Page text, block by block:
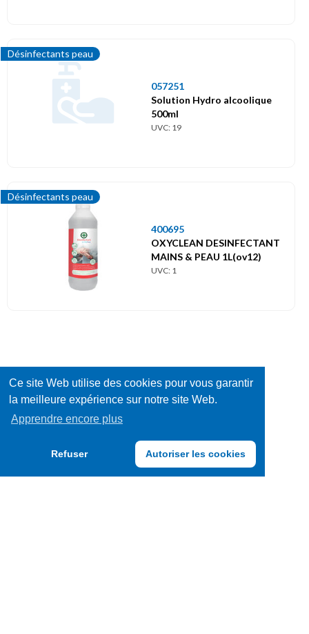
Ce site Web utilise des cookies pour vous garantir
la meilleure expérience sur notre site Web.
Apprendre encore plus
Refuser Autoriser les cookies
Désinfectants peau
057251
Solution Hydro alcoolique
500ml
UVC: 19
Désinfectants peau
400695
OXYCLEAN DESINFECTANT
MAINS & PEAU 1L(ov12)
UVC: 1